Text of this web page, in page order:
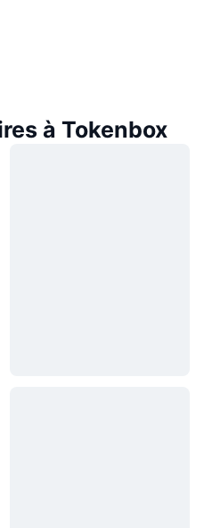
à Tokenbox